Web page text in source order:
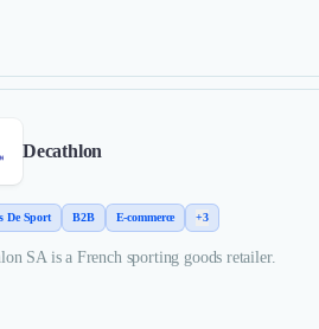
Decathlon
De Sport B2B E-commerce +3
SA is a French sporting goods retailer.